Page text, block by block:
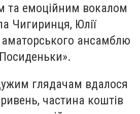
та емоційним вокалом
Чигиринця, Юлії
ансамблю
глядачам вдалося
частина коштів